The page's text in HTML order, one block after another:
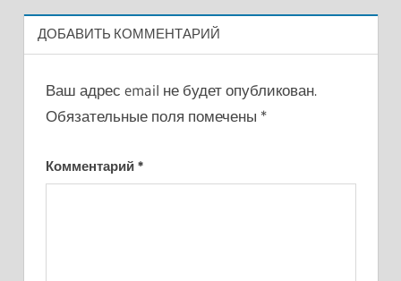
ДОБАВИТЬ КОММЕНТАРИЙ
Ваш адрес email не будет опубликован.
Обязательные поля помечены *
Комментарий *